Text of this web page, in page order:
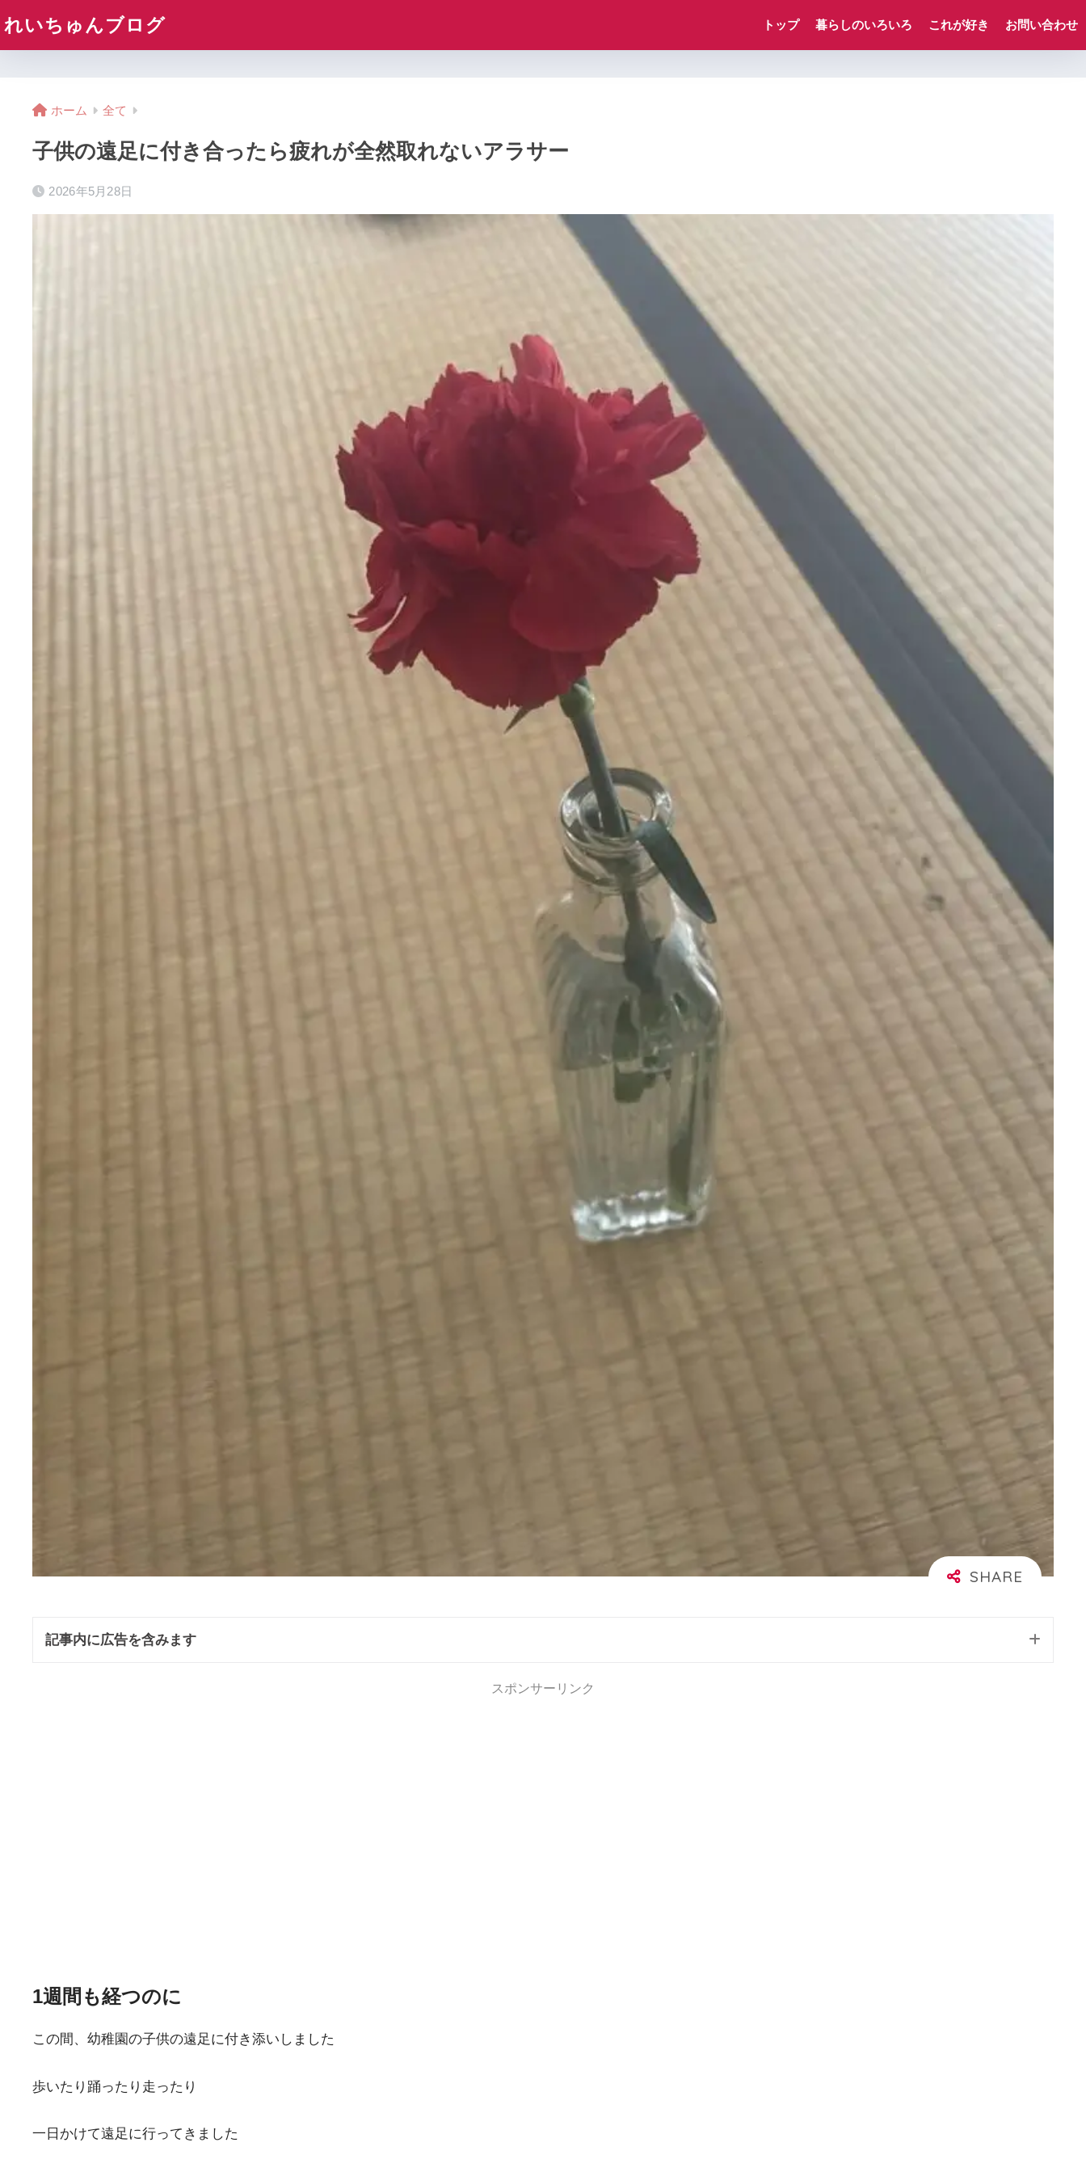
れいちゅんブログ トップ 暮らしのいろいろ これが好き お問い合わせ
ホーム 全て
子供の遠足に付き合ったら疲れが全然取れないアラサー
2026年5月28日
記事内に広告を含みます
スポンサーリンク
1週間も経つのに
この間、幼稚園の子供の遠足に付き添いしました
歩いたり踊ったり走ったり
一日かけて遠足に行ってきました